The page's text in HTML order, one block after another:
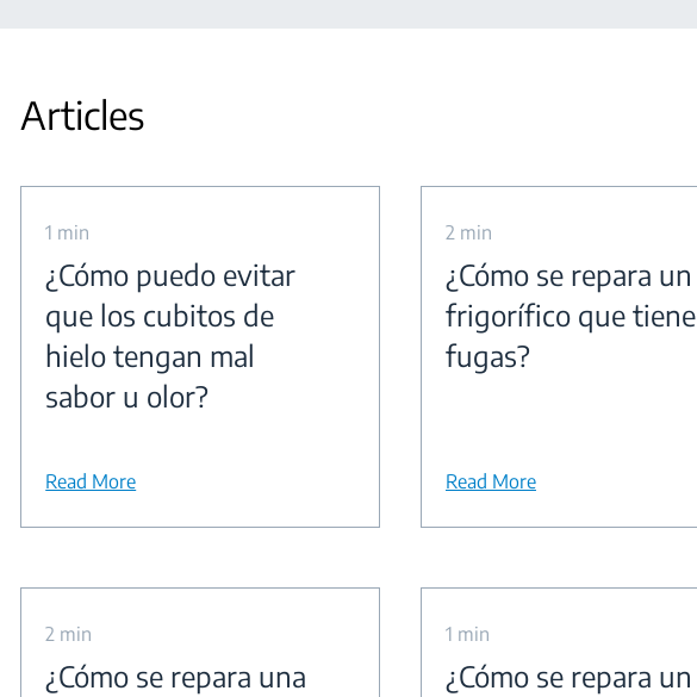
Articles
1 min
¿Cómo puedo evitar
que los cubitos de
hielo tengan mal
sabor u olor?
Read More
2 min
¿Cómo se repara un
frigorífico que tiene
fugas?
Read More
2 min
¿Cómo se repara una
1 min
¿Cómo se repara un